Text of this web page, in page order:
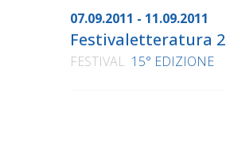
07.09.2011 - 11.09.2011
Festivaletteratura
FESTIVAL 15° EDIZIONE